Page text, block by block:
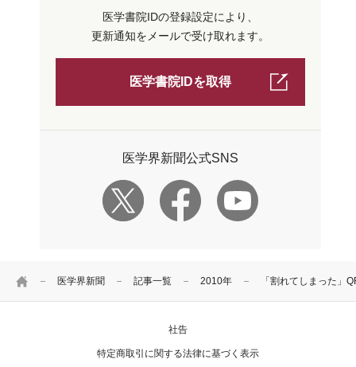
HOME 医学界新聞 記事一覧 2010年 「割れてしまった
医学書院IDの登録設定により、
更新通知をメールで受け取れます。
医学書院IDを取得
医学界新聞公式SNS
社告
特定商取引に関する法律に基づく表示